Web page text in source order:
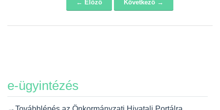
← Előző Következő →
e-ügyintézés